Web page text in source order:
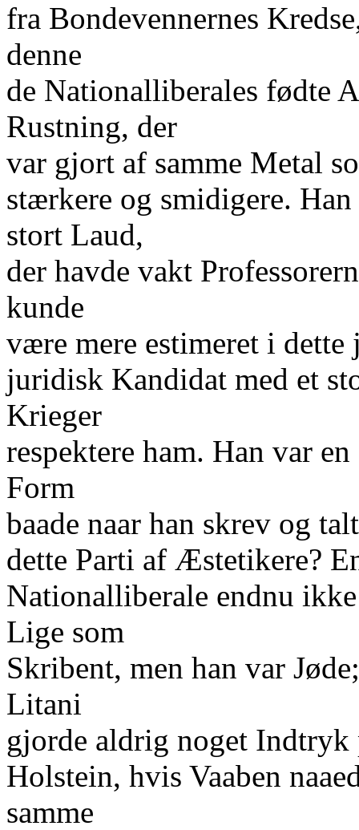
fra Bondevennernes
denne
de Nationalliberales fødte
Rustning, der
var gjort af samme Metal
stærkere og smidigere.
stort Laud,
der havde vakt
kunde
være mere estimeret i
juridisk Kandidat med et
Krieger
respektere ham. Han var
Form
baade naar han skrev og
dette Parti af Æstetikere?
Nationalliberale endnu
Lige som
Skribent, men han var
Litani
gjorde aldrig noget Indtryk
Holstein, hvis Vaaben
samme